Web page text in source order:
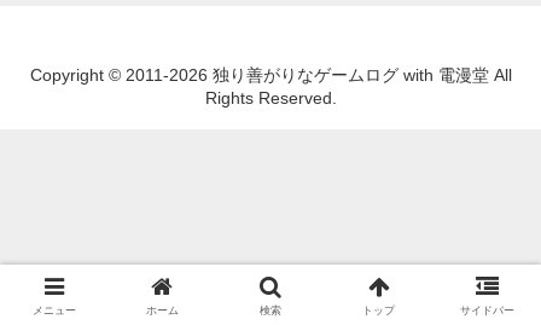
Copyright © 2011-2026 独り善がりなゲームログ with 電漫堂 All
Rights Reserved.
メニュー ホーム 検索 トップ サイドバー